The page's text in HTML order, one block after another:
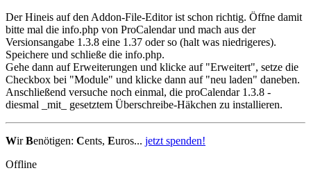
Der Hineis auf den Addon-File-Editor ist schon richtig. Öffne damit
bitte mal die info.php von ProCalendar und mach aus der
Versionsangabe 1.3.8 eine 1.37 oder so (halt was niedrigeres).
Speichere und schließe die info.php.
Gehe dann auf Erweiterungen und klicke auf "Erweitert", setze die
Checkbox bei "Module" und klicke dann auf "neu laden" daneben.
Anschließend versuche noch einmal, die proCalendar 1.3.8 -
diesmal _mit_ gesetztem Überschreibe-Häkchen zu installieren.
WirBenötigen: Cents, Euros... jetzt spenden!
Offline